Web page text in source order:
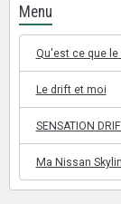
Menu
Qu'est ce que le
Le drift et moi
SENSATION
Ma Nissan